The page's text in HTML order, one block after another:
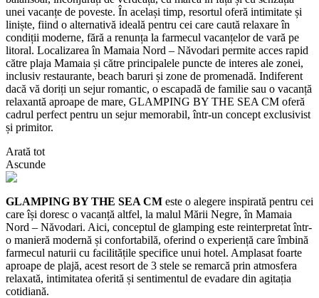
unei vacanțe de poveste. În același timp, resortul oferă intimitate și
liniște, fiind o alternativă ideală pentru cei care caută relaxare în
condiții moderne, fără a renunța la farmecul vacanțelor de vară pe
litoral. Localizarea în Mamaia Nord – Năvodari permite acces rapid
către plaja Mamaia și către principalele puncte de interes ale zonei,
inclusiv restaurante, beach baruri și zone de promenadă. Indiferent
dacă vă doriți un sejur romantic, o escapadă de familie sau o vacanță
relaxantă aproape de mare, GLAMPING BY THE SEA CM oferă
cadrul perfect pentru un sejur memorabil, într-un concept exclusivist
și primitor.
Arată tot
Ascunde
GLAMPING BY THE SEA CM este o alegere inspirată pentru cei
care își doresc o vacanță altfel, la malul Mării Negre, în Mamaia
Nord – Năvodari. Aici, conceptul de glamping este reinterpretat într-
o manieră modernă și confortabilă, oferind o experiență care îmbină
farmecul naturii cu facilitățile specifice unui hotel. Amplasat foarte
aproape de plajă, acest resort de 3 stele se remarcă prin atmosfera
relaxată, intimitatea oferită și sentimentul de evadare din agitația
cotidiană.